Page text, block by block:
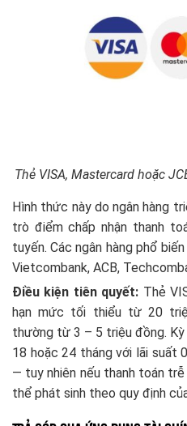
Thẻ VISA, Mastercard hoặc
Hình thức này do ngân hàng
trò điểm chấp nhận thanh
tuyến. Các ngân hàng phổ
Vietcombank, ACB,
Điều kiện tiên quyết: Thẻ
hạn mức tối thiểu từ 20
thường từ 3 – 5 triệu đồng. Kỳ
18 hoặc 24 tháng với lãi suất
— tuy nhiên nếu thanh toán
thể phát sinh theo quy định